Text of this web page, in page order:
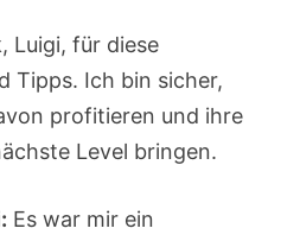
Luigi, für diese
Tipps. Ich bin sicher,
profitieren und ihre
Level bringen.
Es war mir ein